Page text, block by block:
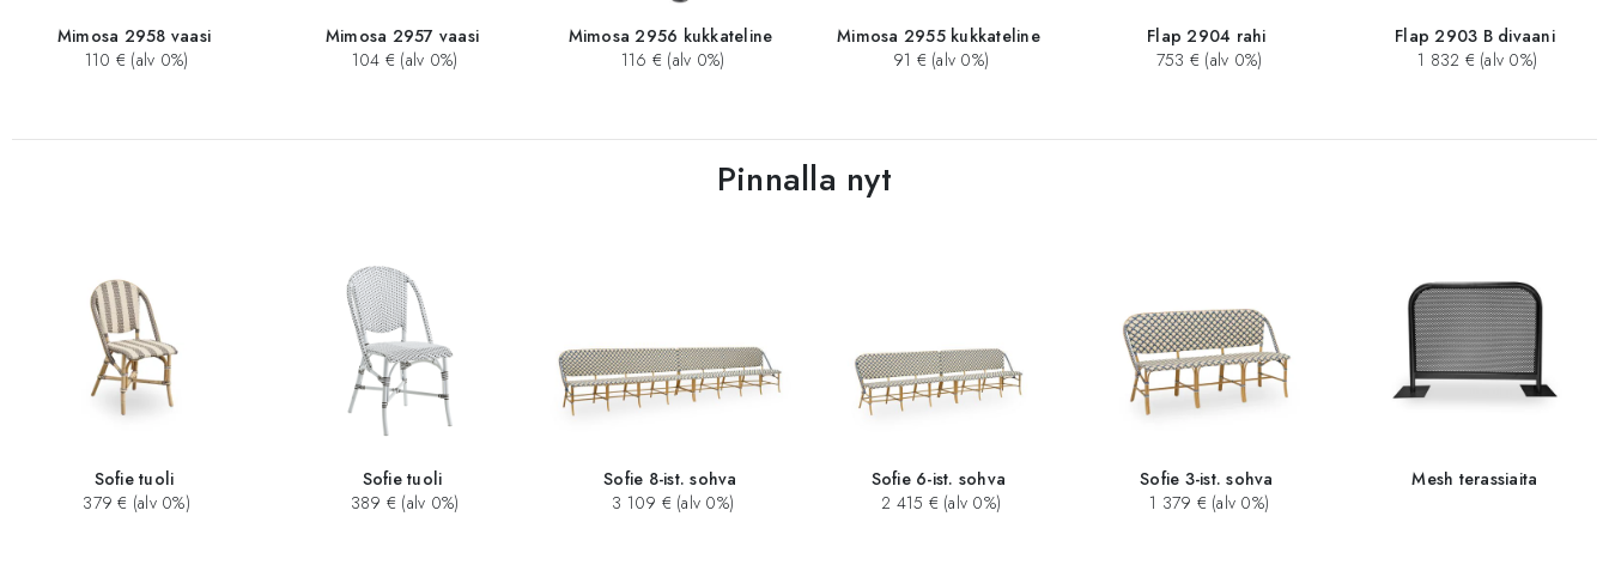
Mimosa 2958 vaasi
110 € (alv 0%)
Mimosa 2957 vaasi
104 € (alv 0%)
Mimosa 2956 kukkateline
116 € (alv 0%)
Mimosa 2955 kukkateline
91 € (alv 0%)
Flap 2904 rahi
753 € (alv 0%)
Flap 2903 B divaani
1 832 € (alv 0%)
Pinnalla nyt
Sofie tuoli
379 € (alv 0%)
Sofie tuoli
389 € (alv 0%)
Sofie 8-ist. sohva
3 109 € (alv 0%)
Sofie 6-ist. sohva
2 415 € (alv 0%)
Sofie 3-ist. sohva
1 379 € (alv 0%)
Mesh terassiaita